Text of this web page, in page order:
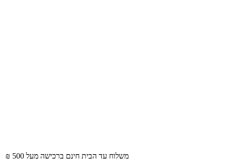
משלוח עד הבית חינם ברכישה מעל 500 ₪